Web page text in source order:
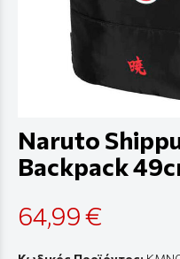
Naruto
Backpack
64,99 €